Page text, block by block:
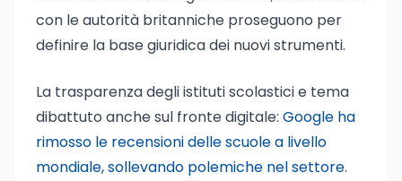
con le autorità britanniche proseguono per
definire la base giuridica dei nuovi strumenti.
La trasparenza degli istituti scolastici e tema
dibattuto anche sul fronte digitale: Google ha
rimosso le recensioni delle scuole a livello
mondiale, sollevando polemiche nel settore.